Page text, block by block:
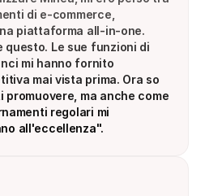
di e-commerce,
piattaforma all-in-one.
Le sue funzioni di
mi hanno fornito
mai vista prima. Ora so
ma anche come
regolari mi
all'eccellenza".